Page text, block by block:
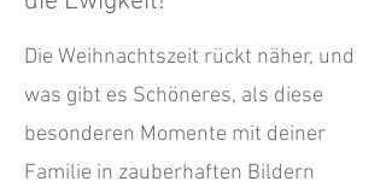
Die Weihnachtszeit rückt näher, und
was gibt es Schöneres, als diese
besonderen Momente mit deiner
Familie in zauberhaften Bildern